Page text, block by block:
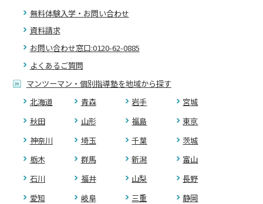
無料体験入学・お問い合わせ
資料請求
お問い合わせ窓口:0120-62-0885
よくあるご質問
マンツーマン・個別指導塾を地域から探す
北海道
青森 岩手
宮城
秋田
山形 福島
東京
神奈川
埼玉 千葉
茨城
栃木
群馬 新潟
富山
石川
福井 山梨
長野
愛知
岐阜 三重
静岡